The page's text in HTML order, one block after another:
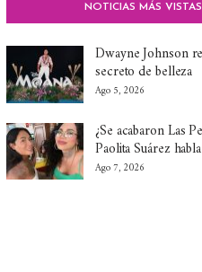
NOTICIAS MÁS VISTAS
Dwayne Johnson
secreto de belleza
Ago 5, 2026
¿Se acabaron Las
Paolita Suárez
Ago 7, 2026